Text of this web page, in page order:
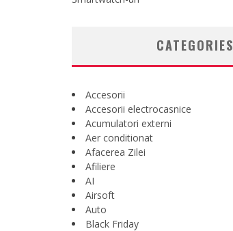
CATEGORIES
Accesorii
Accesorii electrocasnice
Acumulatori externi
Aer conditionat
Afacerea Zilei
Afiliere
AI
Airsoft
Auto
Black Friday